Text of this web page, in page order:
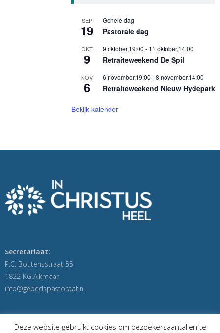
SEP
19
Gehele dag
Pastorale dag
OKT
9
9 oktober,19:00 - 11 oktober,14:00
Retraiteweekend De Spil
NOV
6
6 november,19:00 -8 november,14:00
Retraiteweekend Nieuw Hydepark
Bekijk kalender
Secretariaat:
P.C. Boutensstraat 55
1822 KG Alkmaar
info@gebedspastoraat.nl
Deze website gebruikt cookies om bezoekersaantallen te